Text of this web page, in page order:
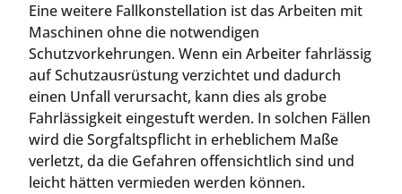
Eine weitere Fallkonstellation ist das Arbeiten mit
Maschinen ohne die notwendigen
Schutzvorkehrungen. Wenn ein Arbeiter fahrlässig
auf Schutzausrüstung verzichtet und dadurch
einen Unfall verursacht, kann dies als grobe
Fahrlässigkeit eingestuft werden. In solchen Fällen
wird die Sorgfaltspflicht in erheblichem Maße
verletzt, da die Gefahren offensichtlich sind und
leicht hätten vermieden werden können.